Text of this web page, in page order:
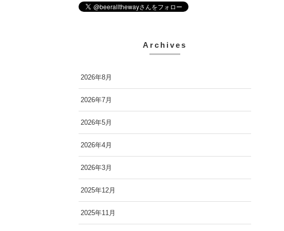
Archives
2026年8月
2026年7月
2026年5月
2026年4月
2026年3月
2025年12月
2025年11月